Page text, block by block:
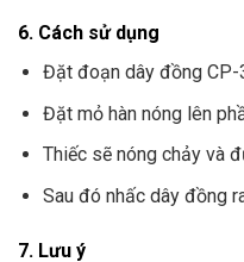
6. Cách sử dụng
Đặt đoạn dây đồng CP-
Đặt mỏ hàn nóng lên
Thiếc sẽ nóng chảy và
Sau đó nhấc dây đồng
7. Lưu ý